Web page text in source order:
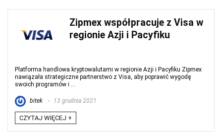
Zipmex współpracuje z Visa w
regionie Azji i Pacyfiku
Platforma handlowa kryptowalutami w regionie Azji i Pacyfiku Zipmex
nawiązała strategiczne partnerstwo z Visa, aby poprawić wygodę
swoich programów i ...
bitek 13 grudnia 2021
CZYTAJ WIĘCEJ +